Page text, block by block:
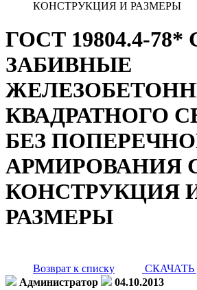
КОНСТРУКЦИЯ И РАЗМЕРЫ
ГОСТ 19804.4-
ЗАБИВНЫЕ
КВАДРАТНОГО
БЕЗ
АРМИРОВАНИЯ
КОНСТРУКЦИЯ
РАЗМЕРЫ
Возврат к списку
Администратор
04.10.2013